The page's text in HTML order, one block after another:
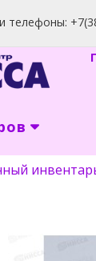
телефоны: